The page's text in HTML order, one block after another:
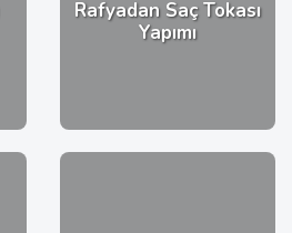
Rafyadan Saç Tokası
Yapımı